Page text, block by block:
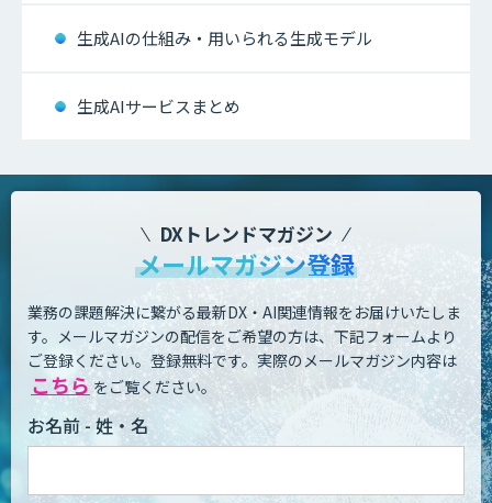
生成AIの仕組み・用いられる生成モデル
生成AIサービスまとめ
DXトレンドマガジン
メールマガジン登録
業務の課題解決に繋がる最新DX・AI関連情報をお届けいたしま
す。 メールマガジンの配信をご希望の方は、下記フォームより
ご登録ください。登録無料です。 実際のメールマガジン内容は
こちら をご覧ください。
お名前 - 姓・名